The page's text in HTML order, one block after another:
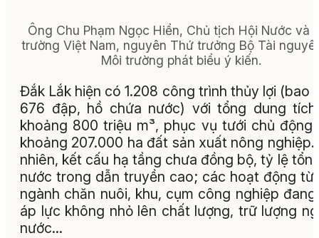
Ông Chu Phạm Ngọc Hiển, Chủ tịch Hội Nước và
trường Việt Nam, nguyên Thứ trưởng Bộ Tài
Môi trường phát biểu ý kiến.
Đắk Lắk hiện có 1.208 công trình thủy lợi (bao
676 đập, hồ chứa nước) với tổng dung
khoảng 800 triệu m³, phục vụ tưới chủ động
khoảng 207.000 ha đất sản xuất nông nghiệp.
nhiên, kết cấu hạ tầng chưa đồng bộ, tỷ lệ tổn
nước trong dẫn truyền cao; các hoạt động từ
ngành chăn nuôi, khu, cụm công nghiệp
áp lực không nhỏ lên chất lượng, trữ lượng
nước…